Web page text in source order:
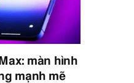
màn hình
mạnh mẽ